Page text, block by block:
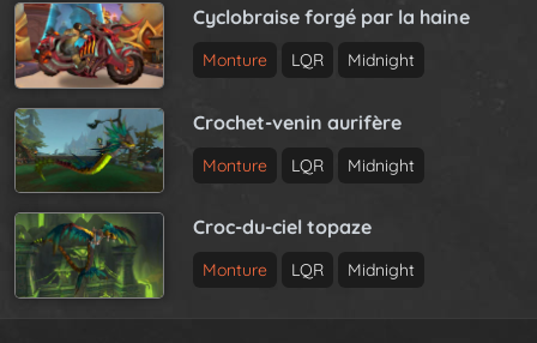
Cyclobraise forgé par la haine
Monture LQR Midnight
Crochet-venin aurifère
Monture LQR Midnight
Croc-du-ciel topaze
Monture LQR Midnight